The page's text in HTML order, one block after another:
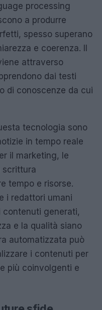
processing
a produrre
spesso superano
e coerenza. Il
attraverso
dai testi
di conoscenze da cui
tecnologia sono
in tempo reale
il marketing, le
scrittura
tempo e risorse.
i redattori umani
contenuti generati,
e la qualità siano
automatizzata può
i contenuti per
più coinvolgenti e